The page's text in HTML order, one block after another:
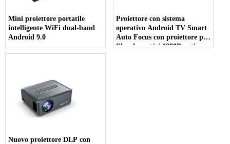
Mini proiettore portatile
intelligente WiFi dual-band
Android 9.0
Proiettore con sistema
operativo Android TV Smart
Auto Focus con proiettore per
film domestici 1080P nativo
Nuovo proiettore DLP con